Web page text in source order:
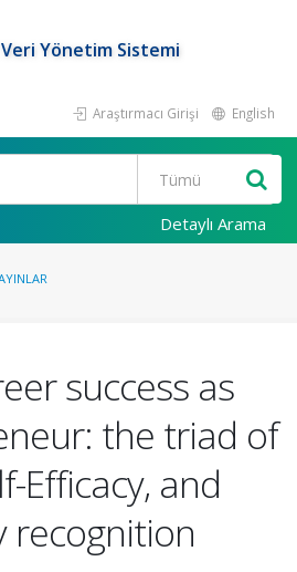
Yönetim Sistemi
Araştırmacı Girişi English
Detaylı Arama
success as
the triad of
Efficacy, and